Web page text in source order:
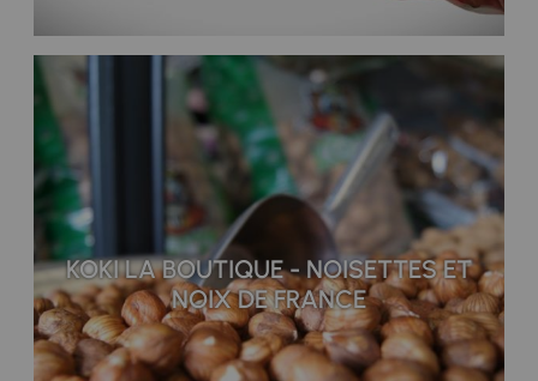
KOKI LA BOUTIQUE - NOISETTES ET
NOIX DE FRANCE